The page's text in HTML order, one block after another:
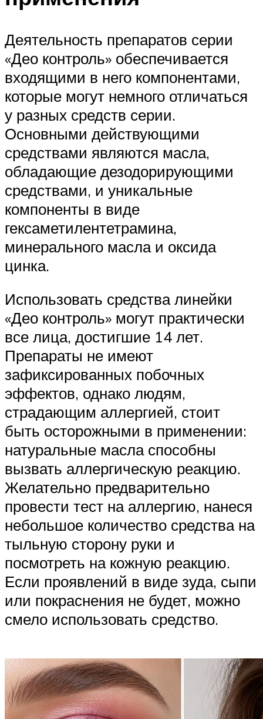
Деятельность препаратов серии
«Део контроль» обеспечивается
входящими в него компонентами,
которые могут немного отличаться
у разных средств серии.
Основными действующими
средствами являются масла,
обладающие дезодорирующими
средствами, и уникальные
компоненты в виде
гексаметилентетрамина,
минерального масла и оксида
цинка.
Использовать средства линейки
«Део контроль» могут практически
все лица, достигшие 14 лет.
Препараты не имеют
зафиксированных побочных
эффектов, однако людям,
страдающим аллергией, стоит
быть осторожными в применении:
натуральные масла способны
вызвать аллергическую реакцию.
Желательно предварительно
провести тест на аллергию, нанеся
небольшое количество средства на
тыльную сторону руки и
посмотреть на кожную реакцию.
Если проявлений в виде зуда, сыпи
или покраснения не будет, можно
смело использовать средство.